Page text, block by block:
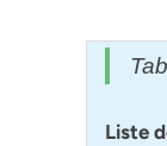
Liste